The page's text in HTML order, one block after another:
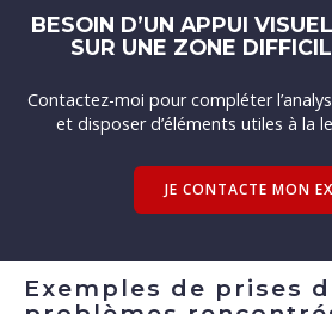
BESOIN D’UN APPUI
SUR UNE ZONE
Contactez-moi pour compléter
et disposer d’éléments utiles à la
JE CONTACTE MON
Exemples de prises